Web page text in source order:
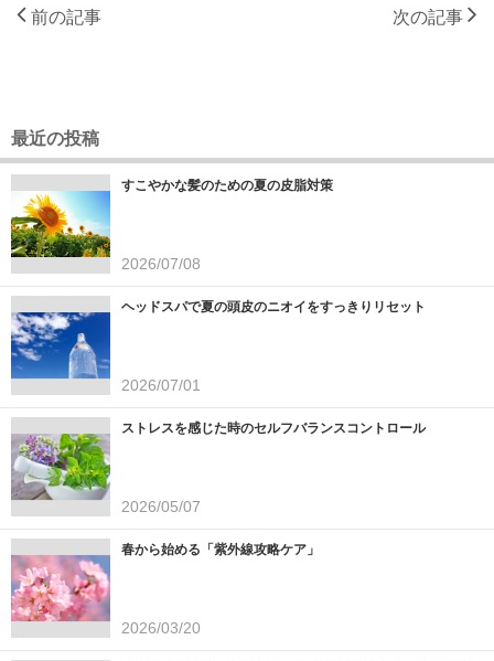
前の記事 次の記事
最近の投稿
すこやかな髪のための夏の皮脂対策
2026/07/08
ヘッドスパで夏の頭皮のニオイをすっきりリセット
2026/07/01
ストレスを感じた時のセルフバランスコントロール
2026/05/07
春から始める「紫外線攻略ケア」
2026/03/20